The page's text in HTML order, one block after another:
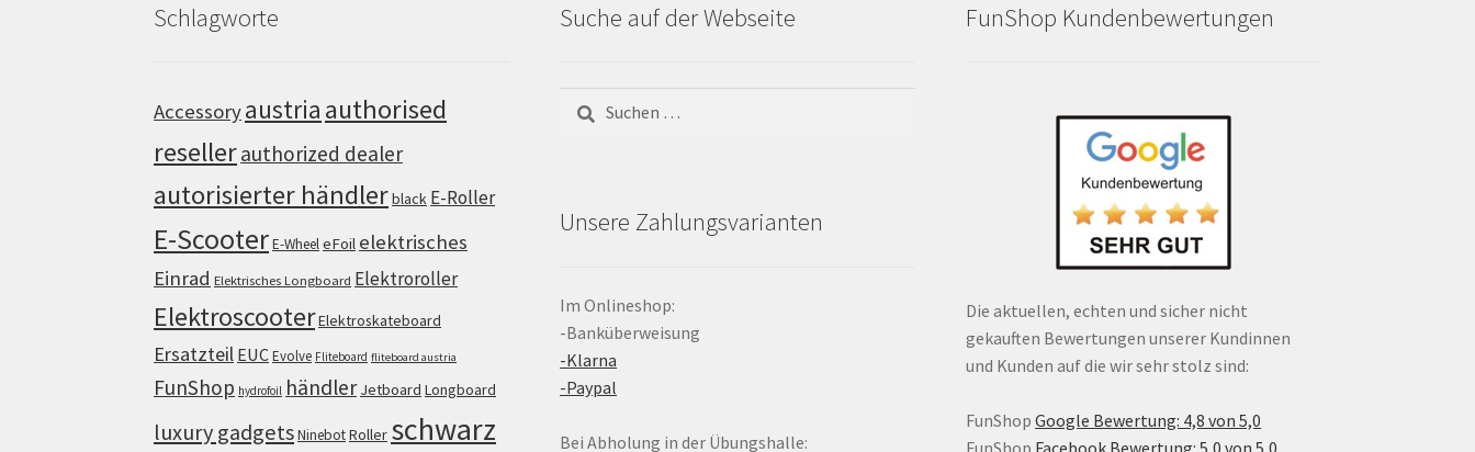
Schlagworte
Accessoryaustria authorised
resellerauthorized dealer
autorisierter händlerblack E-Roller
E-ScooterE-WheeleFoil elektrisches
Einrad Elektrisches Longboard Elektroroller
ElektroscooterElektroskateboard
Ersatzteil EUCEvolve Fliteboard fliteboard austria
FunShop hydrofoil händler Jetboard Longboard
luxury gadgetsNinebotRoller schwarz
Suche auf der Webseite
nach:
Unsere Zahlungsvarianten
Im Onlineshop:
-Banküberweisung
-Klarna
-Paypal
Bei Abholung in der Übungshalle:
FunShop Kundenbewertungen
Die aktuellen, echten und sicher nicht
gekauften Bewertungen unserer Kundinnen
und Kunden auf die wir sehr stolz sind:
FunShop Google Bewertung: 4,8 von 5,0
FunShop Facebook Bewertung: 5,0 von 5,0